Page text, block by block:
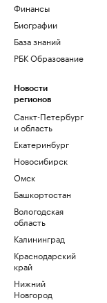
Финансы
Биографии
База знаний
РБК Образование
Новости
регионов
Санкт-Петербург
и область
Екатеринбург
Новосибирск
Омск
Башкортостан
Вологодская
область
Калининград
Краснодарский
край
Нижний
Новгород